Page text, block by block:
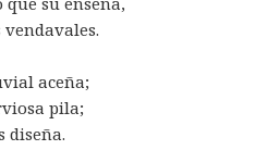
aceña;
pila;
diseña.